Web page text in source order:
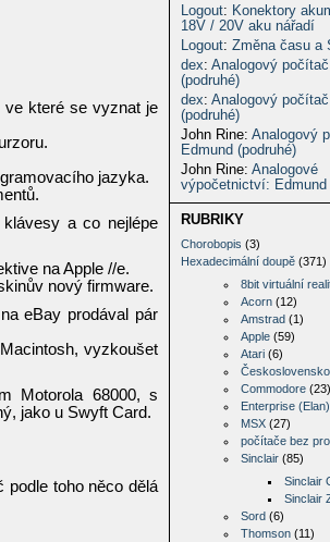
Logout: Konektory
18V / 20V aku nářadí
Logout: Změna času a
dex: Analogový
(podruhé)
dex: Analogový
(podruhé)
John Rine: Analogový
Edmund (podruhé)
John Rine: Analogové
výpočetnictví:
RUBRIKY
Chorobopis (3)
Hexadecimální doupě (371)
8bit virtuální
Acorn(12)
Amstrad(1)
Apple(59)
Atari(6)
Československo
Commodore(23)
Enterprise (Elan)
MSX(27)
počítače bez
Sinclair(85)
Sinclair
Sinclair
Sord(6)
Thomson(11)
ve které se vyznat je
jazyka.
a co nejlépe
na Apple //e.
nový firmware.
eBay prodával pár
vyzkoušet
Motorola 68000, s
jako u Swyft Card.
podle toho něco dělá